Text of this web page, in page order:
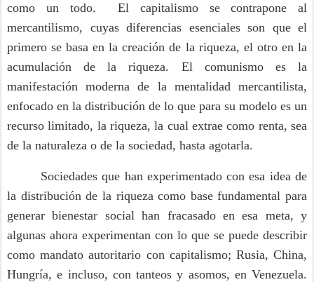
como un todo. El capitalismo se contrapone al
mercantilismo, cuyas diferencias esenciales son que el
primero se basa en la creación de la riqueza, el otro en la
acumulación de la riqueza. El comunismo es la
manifestación moderna de la mentalidad mercantilista,
enfocado en la distribución de lo que para su modelo es un
recurso limitado, la riqueza, la cual extrae como renta, sea
de la naturaleza o de la sociedad, hasta agotarla.
Sociedades que han experimentado con esa idea de
la distribución de la riqueza como base fundamental para
generar bienestar social han fracasado en esa meta, y
algunas ahora experimentan con lo que se puede describir
como mandato autoritario con capitalismo; Rusia, China,
Hungría, e incluso, con tanteos y asomos, en Venezuela.